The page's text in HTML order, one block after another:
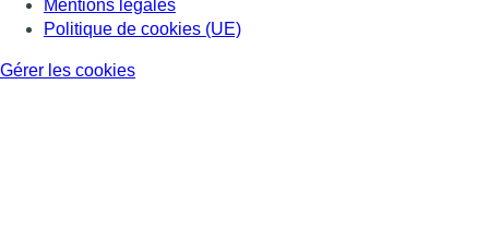
Mentions légales
Politique de cookies (UE)
Gérer les cookies